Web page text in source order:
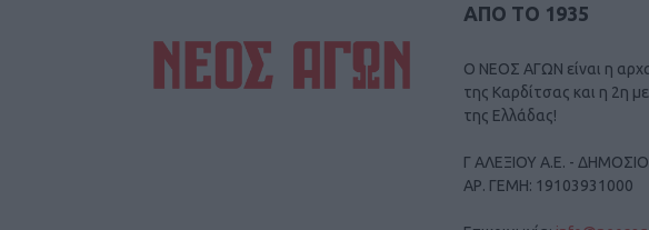
ΑΠΟ ΤΟ 1935
Ο ΝΕΟΣ ΑΓΩΝ είναι η
της Καρδίτσας και η 2η
της Ελλάδας!
Γ ΑΛΕΞΙΟΥ Α.Ε. -
ΑΡ. ΓΕΜΗ: 19103931000